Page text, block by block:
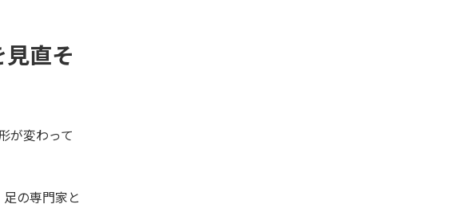
直そ
が変わって
の専門家と